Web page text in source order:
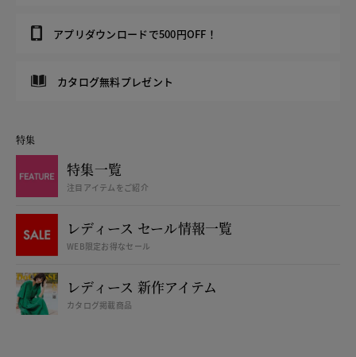
アプリダウンロードで500円OFF！
カタログ無料プレゼント
特集
特集一覧
注目アイテムをご紹介
レディース セール情報一覧
WEB限定お得なセール
レディース 新作アイテム
カタログ掲載商品